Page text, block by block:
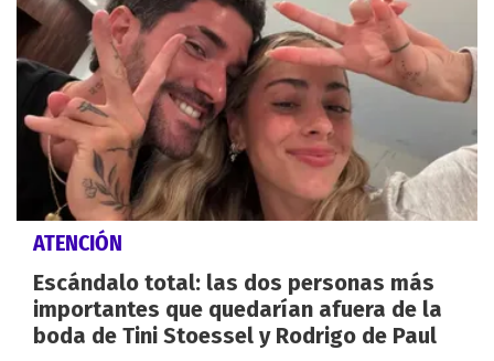
ATENCIÓN
Escándalo total: las dos personas más
importantes que quedarían afuera de la
boda de Tini Stoessel y Rodrigo de Paul